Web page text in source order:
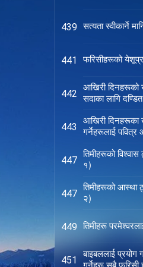
439 सत्यता स्वीकार्ने
441 फरिसीहरूको
442
आखिरी दिनहरूको
सदाका लागि
443
आखिरी दिनहरूका
गर्नेहरूलाई पवित्र
447
तिमीहरूको
१)
447
तिमीहरूको
२)
449 तिमीहरू
451
बाइबललाई प्रयोग